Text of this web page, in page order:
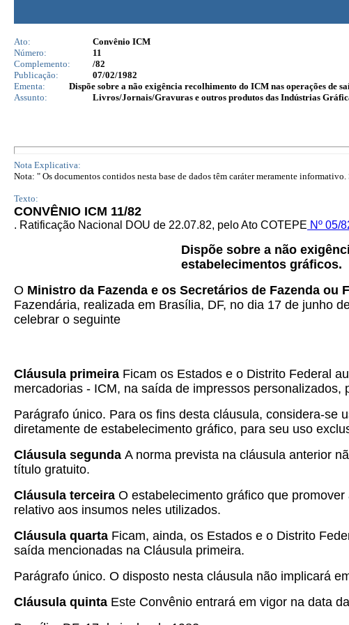
Ato:
Convênio ICM
Número:
11
Complemento:
/82
Publicação:
07/02/1982
Ementa:
Dispõe sobre a não exigência recolhimento do ICM nas operações de
Assunto:
Livros/Jornais/Gravuras e outros produtos das Indústrias
Nota Explicativa:
Nota: " Os documentos contidos nesta base de dados têm caráter meramente
Texto:
CONVÊNIO ICM 11/82
. Ratificação Nacional DOU de 22.07.82, pelo Ato COTEPE Nº 05/
Dispõe sobre a não
estabelecimentos gráficos.
O Ministro da Fazenda e os Secretários de Fazenda ou
Fazendária, realizada em Brasília, DF, no dia 17 de junho
celebrar o seguinte
Cláusula primeira Ficam os Estados e o Distrito Federal
mercadorias - ICM, na saída de impressos
Parágrafo único. Para os fins desta cláusula, considera-se
diretamente de estabelecimento gráfico, para seu uso
Cláusula segunda A norma prevista na cláusula anterior
título gratuito.
Cláusula terceira O estabelecimento gráfico que
relativo aos insumos neles utilizados.
Cláusula quarta Ficam, ainda, os Estados e o Distrito
saída mencionadas na Cláusula primeira.
Parágrafo único. O disposto nesta cláusula não implicará
Cláusula quinta Este Convênio entrará em vigor na data